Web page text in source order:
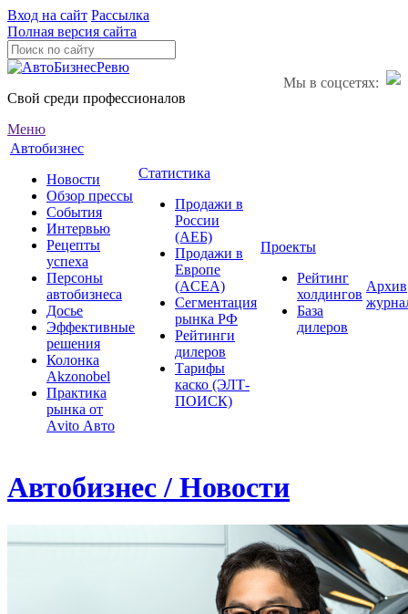
Вход на сайт Рассылка
Полная версия сайта
Мы в соцсетях:
Свой среди профессионалов
Меню
Автобизнес
Новости
Обзор прессы
События
Интервью
Рецепты
успеха
Персоны
автобизнеса
Досье
Эффективные
решения
Колонка
Akzonobel
Практика
рынка от
Аvito Авто
Статистика
Продажи в
России
(АЕБ)
Продажи в
Европе
(ACEA)
Сегментация
рынка РФ
Рейтинги
дилеров
Тарифы
каско (ЭЛТ-
ПОИСК)
Проекты
Рейтинг
холдингов
База
дилеров
Архив
Автобизнес / Новости